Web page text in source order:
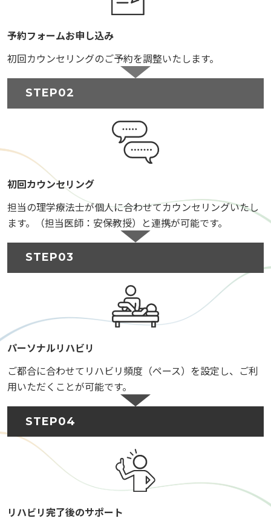
予約フォームお申し込み
初回カウンセリングのご予約を調整いたします。
STEP02
初回カウンセリング
担当の理学療法士が個人に合わせてカウンセリングいたし
ます。（担当医師：安保教授）と連携が可能です。
STEP03
パーソナルリハビリ
ご都合に合わせてリハビリ頻度（ペース）を設定し、ご利
用いただくことが可能です。
STEP04
リハビリ完了後のサポート